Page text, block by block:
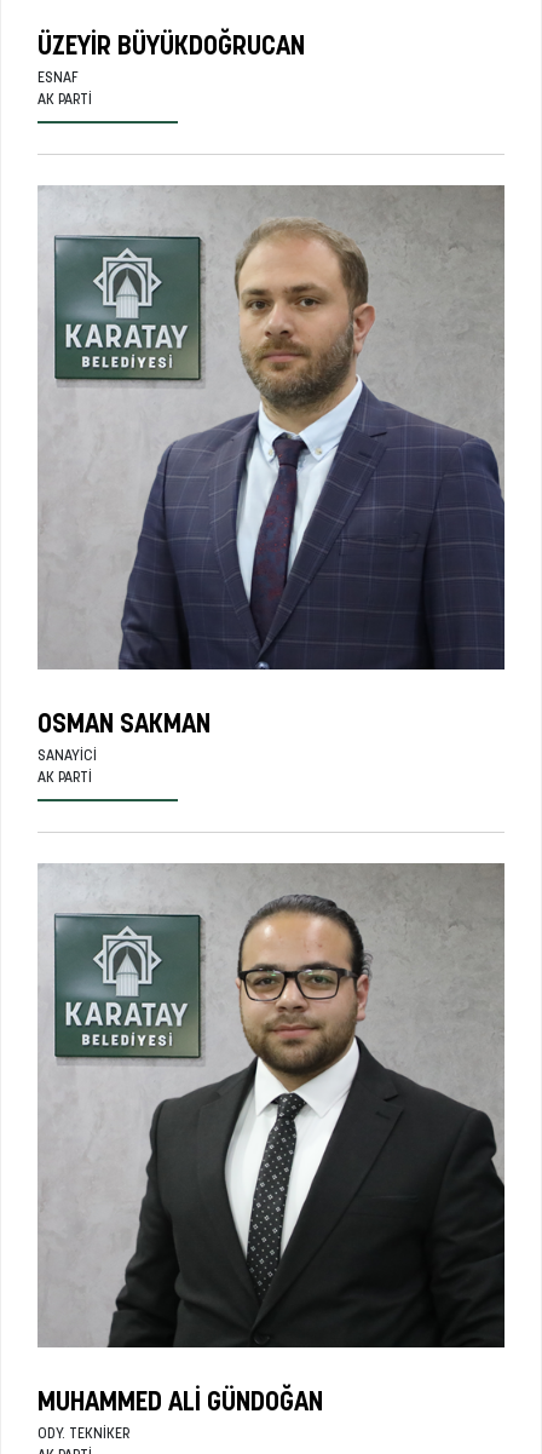
ÜZEYIR BÜYÜKDOĞRUCAN
ESNAF
AK PARTI
OSMAN SAKMAN
SANAYICI
AK PARTI
MUHAMMED ALI GÜNDOĞAN
ODY. TEKNIKER